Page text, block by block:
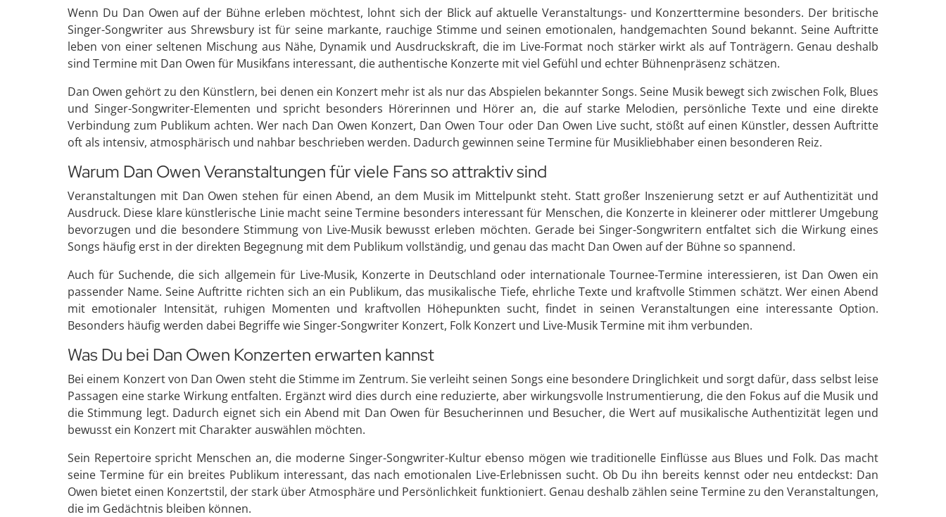
Wenn Du Dan Owen auf der Bühne erleben möchtest, lohnt sich der Blick auf aktuelle Veranstaltungs- und Konzerttermine besonders. Der britische
Singer-Songwriter aus Shrewsbury ist für seine markante, rauchige Stimme und seinen emotionalen, handgemachten Sound bekannt. Seine Auftritte
leben von einer seltenen Mischung aus Nähe, Dynamik und Ausdruckskraft, die im Live-Format noch stärker wirkt als auf Tonträgern. Genau deshalb
sind Termine mit Dan Owen für Musikfans interessant, die authentische Konzerte mit viel Gefühl und echter Bühnenpräsenz schätzen.
Dan Owen gehört zu den Künstlern, bei denen ein Konzert mehr ist als nur das Abspielen bekannter Songs. Seine Musik bewegt sich zwischen Folk, Blues
und Singer-Songwriter-Elementen und spricht besonders Hörerinnen und Hörer an, die auf starke Melodien, persönliche Texte und eine direkte
Verbindung zum Publikum achten. Wer nach Dan Owen Konzert, Dan Owen Tour oder Dan Owen Live sucht, stößt auf einen Künstler, dessen Auftritte
oft als intensiv, atmosphärisch und nahbar beschrieben werden. Dadurch gewinnen seine Termine für Musikliebhaber einen besonderen Reiz.
Warum Dan Owen Veranstaltungen für viele Fans so attraktiv sind
Veranstaltungen mit Dan Owen stehen für einen Abend, an dem Musik im Mittelpunkt steht. Statt großer Inszenierung setzt er auf Authentizität und
Ausdruck. Diese klare künstlerische Linie macht seine Termine besonders interessant für Menschen, die Konzerte in kleinerer oder mittlerer Umgebung
bevorzugen und die besondere Stimmung von Live-Musik bewusst erleben möchten. Gerade bei Singer-Songwritern entfaltet sich die Wirkung eines
Songs häufig erst in der direkten Begegnung mit dem Publikum vollständig, und genau das macht Dan Owen auf der Bühne so spannend.
Auch für Suchende, die sich allgemein für Live-Musik, Konzerte in Deutschland oder internationale Tournee-Termine interessieren, ist Dan Owen ein
passender Name. Seine Auftritte richten sich an ein Publikum, das musikalische Tiefe, ehrliche Texte und kraftvolle Stimmen schätzt. Wer einen Abend
mit emotionaler Intensität, ruhigen Momenten und kraftvollen Höhepunkten sucht, findet in seinen Veranstaltungen eine interessante Option.
Besonders häufig werden dabei Begriffe wie Singer-Songwriter Konzert, Folk Konzert und Live-Musik Termine mit ihm verbunden.
Was Du bei Dan Owen Konzerten erwarten kannst
Bei einem Konzert von Dan Owen steht die Stimme im Zentrum. Sie verleiht seinen Songs eine besondere Dringlichkeit und sorgt dafür, dass selbst leise
Passagen eine starke Wirkung entfalten. Ergänzt wird dies durch eine reduzierte, aber wirkungsvolle Instrumentierung, die den Fokus auf die Musik und
die Stimmung legt. Dadurch eignet sich ein Abend mit Dan Owen für Besucherinnen und Besucher, die Wert auf musikalische Authentizität legen und
bewusst ein Konzert mit Charakter auswählen möchten.
Sein Repertoire spricht Menschen an, die moderne Singer-Songwriter-Kultur ebenso mögen wie traditionelle Einflüsse aus Blues und Folk. Das macht
seine Termine für ein breites Publikum interessant, das nach emotionalen Live-Erlebnissen sucht. Ob Du ihn bereits kennst oder neu entdeckst: Dan
Owen bietet einen Konzertstil, der stark über Atmosphäre und Persönlichkeit funktioniert. Genau deshalb zählen seine Termine zu den Veranstaltungen,
die im Gedächtnis bleiben können.